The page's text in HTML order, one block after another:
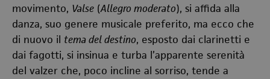
movimento, Valse (Allegro moderato), si affida alla
danza, suo genere musicale preferito, ma ecco che
di nuovo il tema del destino, esposto dai clarinetti e
dai fagotti, si insinua e turba l’apparente serenità
del valzer che, poco incline al sorriso, tende a